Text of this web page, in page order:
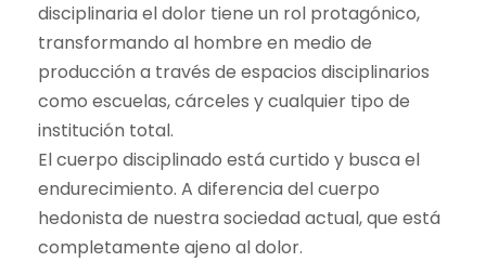
disciplinaria el dolor tiene un rol protagónico,
transformando al hombre en medio de
producción a través de espacios disciplinarios
como escuelas, cárceles y cualquier tipo de
institución total.
El cuerpo disciplinado está curtido y busca el
endurecimiento. A diferencia del cuerpo
hedonista de nuestra sociedad actual, que está
completamente ajeno al dolor.